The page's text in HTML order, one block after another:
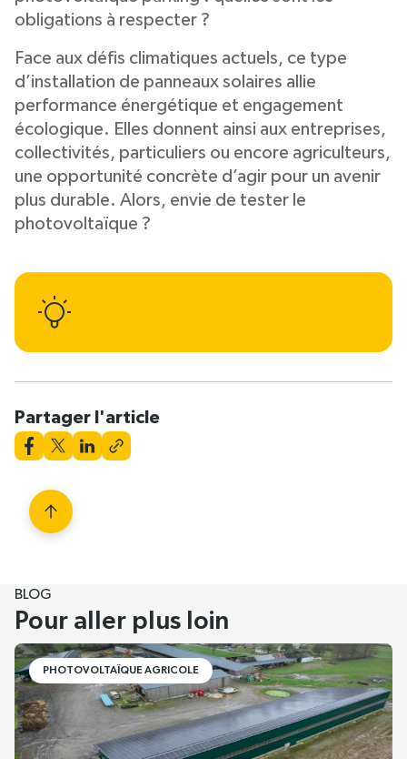
obligations à respecter ?
Face aux défis climatiques actuels, ce type
d’installation de panneaux solaires allie
performance énergétique et engagement
écologique. Elles donnent ainsi aux entreprises,
collectivités, particuliers ou encore agriculteurs,
une opportunité concrète d’agir pour un avenir
plus durable. Alors, envie de tester le
photovoltaïque ?
Partager l'article
BLOG
Pour aller plus loin
PHOTOVOLTAÏQUE AGRICOLE